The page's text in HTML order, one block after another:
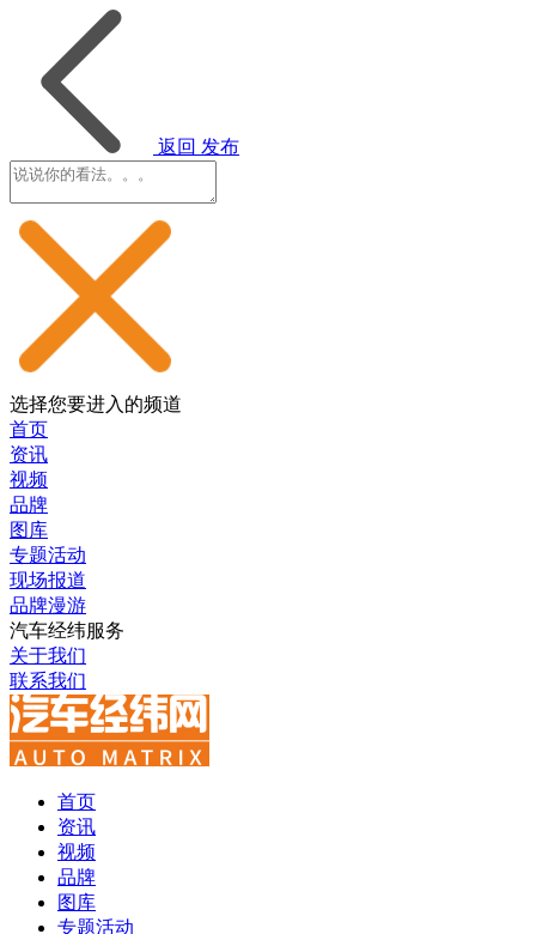
返回 发布
选择您要进入的频道
首页
资讯
视频
品牌
图库
专题活动
现场报道
品牌漫游
汽车经纬服务
关于我们
联系我们
首页
资讯
视频
品牌
图库
专题活动